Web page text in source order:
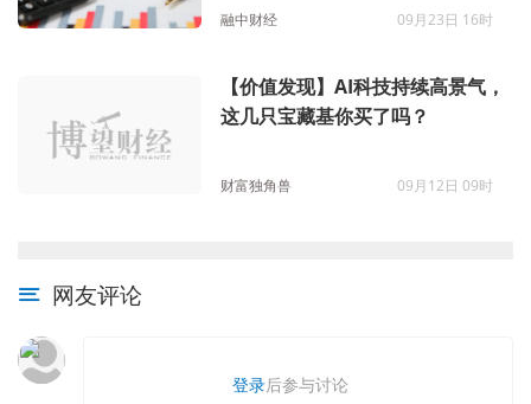
融中财经 09月23日 16时
【价值发现】AI科技持续高景气，
这几只宝藏基你买了吗？
财富独角兽 09月12日 09时
网友评论
登录后参与讨论